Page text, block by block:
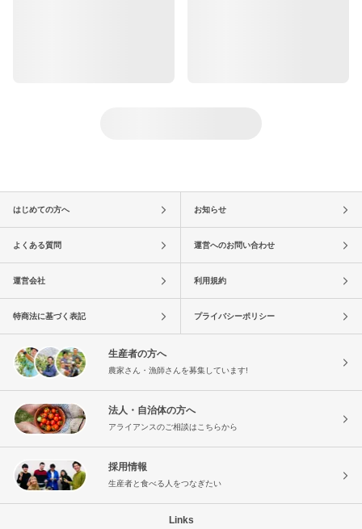
はじめての方へ お知らせ
よくある質問 運営へのお問い合わせ
運営会社 利用規約
特商法に基づく表記 プライバシーポリシー
生産者の方へ
農家さん・漁師さんを募集しています!
法人・自治体の方へ
アライアンスのご相談はこちらから
採用情報
生産者と食べる人をつなぎたい
Links